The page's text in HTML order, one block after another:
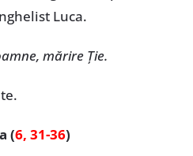
Luca.
mărire Ţie.
(6, 31-36)